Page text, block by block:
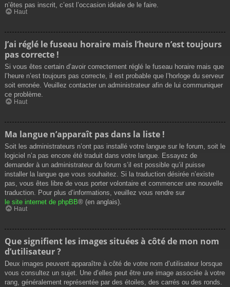
n’êtes pas inscrit, c’est l’occasion idéale de le faire.
Haut
J’ai réglé le fuseau horaire mais l’heure n’est toujours
pas correcte !
Si vous êtes certain d’avoir correctement réglé le fuseau horaire mais que
l’heure n’est toujours pas correcte, il est probable que l’horloge du serveur
soit erronée. Veuillez contacter un administrateur afin de lui communiquer
ce problème.
Haut
Ma langue n’apparaît pas dans la liste !
Soit les administrateurs n’ont pas installé votre langue sur le forum, soit le
logiciel n’a pas encore été traduit dans votre langue. Essayez de
demander à un administrateur du forum s’il est possible qu’il puisse
installer la langue que vous souhaitez. Si la traduction désirée n’existe
pas, vous êtes libre de vous porter volontaire et commencer une nouvelle
traduction. Pour plus d’informations, veuillez vous rendre sur
le site internet de phpBB® (en anglais).
Haut
Que signifient les images situées à côté de mon nom
d’utilisateur ?
Deux images peuvent apparaître à côté de votre nom d’utilisateur lorsque
vous consultez un sujet. Une d’elles peut être une image associée à votre
rang, généralement représentée par des étoiles, des carrés ou des ronds.